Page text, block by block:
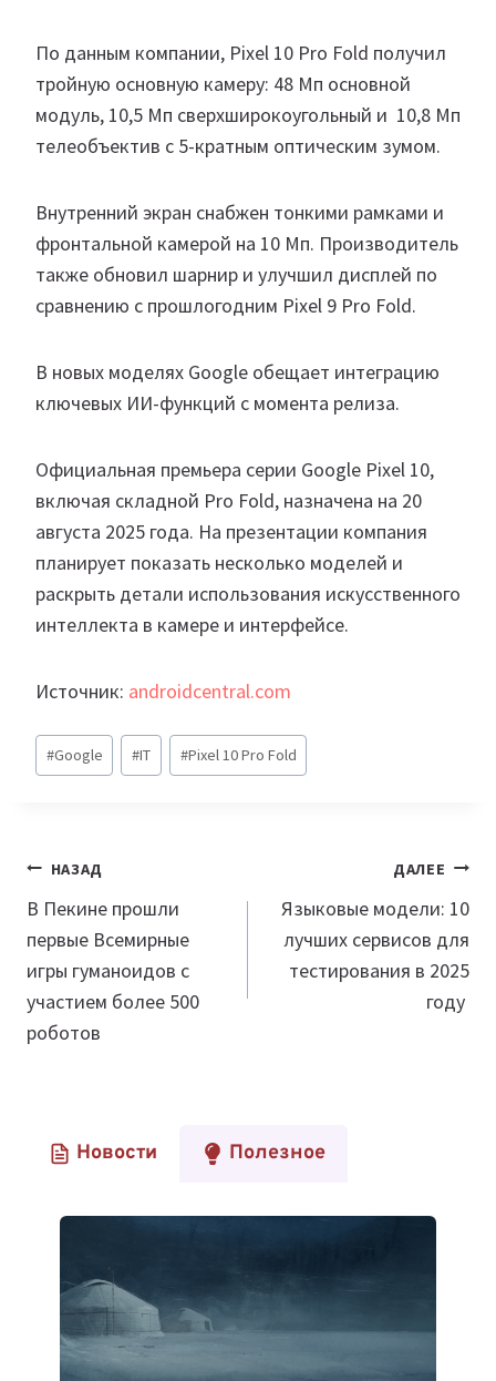
По данным компании, Pixel 10 Pro Fold получил
тройную основную камеру: 48 Мп основной
модуль, 10,5 Мп сверхширокоугольный и 10,8 Мп
телеобъектив с 5-кратным оптическим зумом.
Внутренний экран снабжен тонкими рамками и
фронтальной камерой на 10 Мп. Производитель
также обновил шарнир и улучшил дисплей по
сравнению с прошлогодним Pixel 9 Pro Fold.
В новых моделях Google обещает интеграцию
ключевых ИИ-функций с момента релиза.
Официальная премьера серии Google Pixel 10,
включая складной Pro Fold, назначена на 20
августа 2025 года. На презентации компания
планирует показать несколько моделей и
раскрыть детали использования искусственного
интеллекта в камере и интерфейсе.
Источник: androidcentral.com
Метки
записи:
#Google #IT #Pixel 10 Pro Fold
Навигация
по
записям
НАЗАД
В Пекине прошли
первые Всемирные
игры гуманоидов с
участием более 500
роботов
ДАЛЕЕ
Языковые модели: 10
лучших сервисов для
тестирования в 2025
году
Новости Полезное